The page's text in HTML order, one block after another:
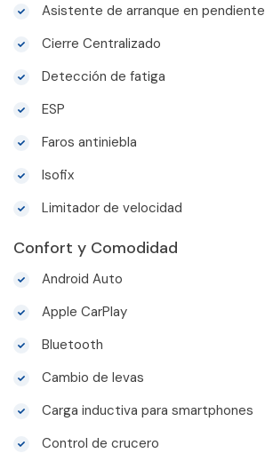
Asistente de arranque en pendiente
Cierre Centralizado
Detección de fatiga
ESP
Faros antiniebla
Isofix
Limitador de velocidad
Confort y Comodidad
Android Auto
Apple CarPlay
Bluetooth
Cambio de levas
Carga inductiva para smartphones
Control de crucero